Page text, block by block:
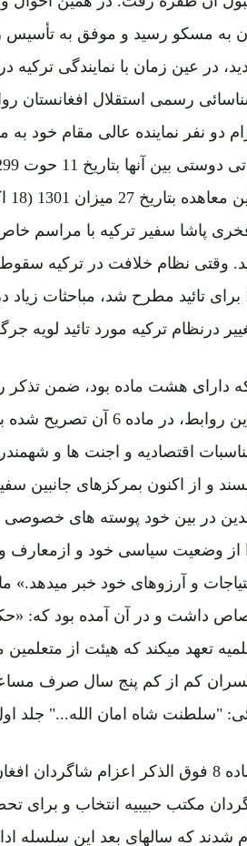
به مسکو رسید و موفق به تأسیس
در عین زمان با نمایندگی ترکیه
رسمی استقلال افغانستان
دو نفر نماینده عالی مقام خود
پاشا سفیر ترکیه با مراسم خاص
وقتی نظام خلافت در ترکیه
افغان ـ ترک در لویه جرکه 1303 برای تائید مطرح شد،
درنظام ترکیه مورد تائید لویه
دارای هشت ماده بود، ضمن تذکر
کشور در گذشته و لزوم تجدید این
اقتصادیه و اجنت ها و
در بین خود پوسته های خصوصی
را از وضعیت سیاسی خود و ازمعارف
و آرزوهای خود خبر میدهد.»
داشت و در آن آمده بود که:
تعهد میکند که هیئت از
کم از کم پنج سال صرف
"سلطنت شاه امان الله..." جلد اول، صفحه
بر مبنای این معاهده بخصوص ماده 8 فوق الذکر
از شاگردان مکتب حبیبیه انتخاب و
که سالهای بعد این سلسله